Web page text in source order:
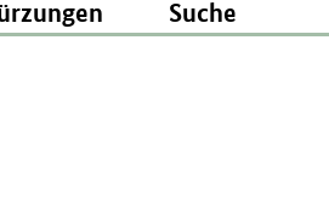
Suche